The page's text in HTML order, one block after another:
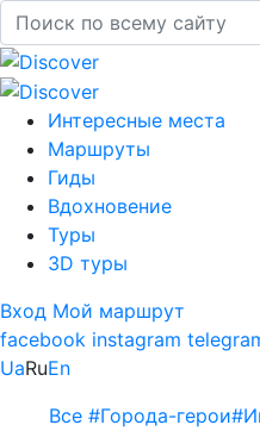
Интересные места
Маршруты
Гиды
Вдохновение
Туры
3D туры
Вход Мой маршрут
facebook instagram
UaRuEn
Все #Города-герои